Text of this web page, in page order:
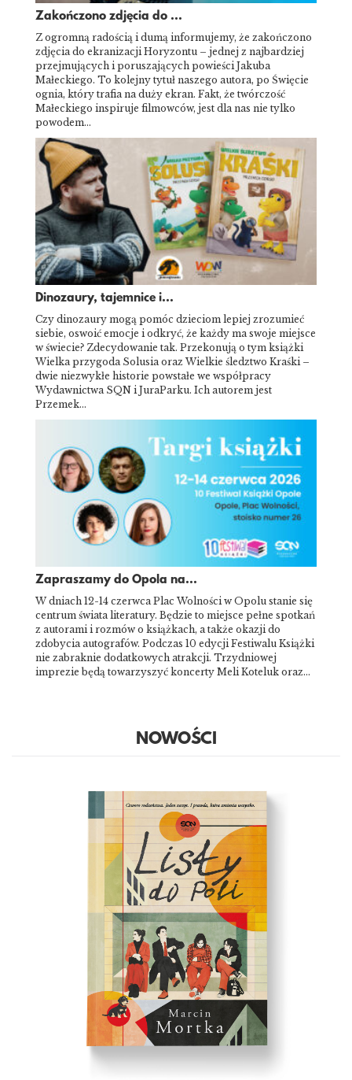
Zakończono zdjęcia do ...
Z ogromną radością i dumą informujemy, że zakończono
zdjęcia do ekranizacji Horyzontu – jednej z najbardziej
przejmujących i poruszających powieści Jakuba
Małeckiego. To kolejny tytuł naszego autora, po Święcie
ognia, który trafia na duży ekran. Fakt, że twórczość
Małeckiego inspiruje filmowców, jest dla nas nie tylko
powodem…
Dinozaury, tajemnice i...
Czy dinozaury mogą pomóc dzieciom lepiej zrozumieć
siebie, oswoić emocje i odkryć, że każdy ma swoje miejsce
w świecie? Zdecydowanie tak. Przekonują o tym książki
Wielka przygoda Solusia oraz Wielkie śledztwo Kraśki –
dwie niezwykłe historie powstałe we współpracy
Wydawnictwa SQN i JuraParku. Ich autorem jest
Przemek…
Zapraszamy do Opola na...
W dniach 12-14 czerwca Plac Wolności w Opolu stanie się
centrum świata literatury. Będzie to miejsce pełne spotkań
z autorami i rozmów o książkach, a także okazji do
zdobycia autografów. Podczas 10 edycji Festiwalu Książki
nie zabraknie dodatkowych atrakcji. Trzydniowej
imprezie będą towarzyszyć koncerty Meli Koteluk oraz…
NOWOŚCI